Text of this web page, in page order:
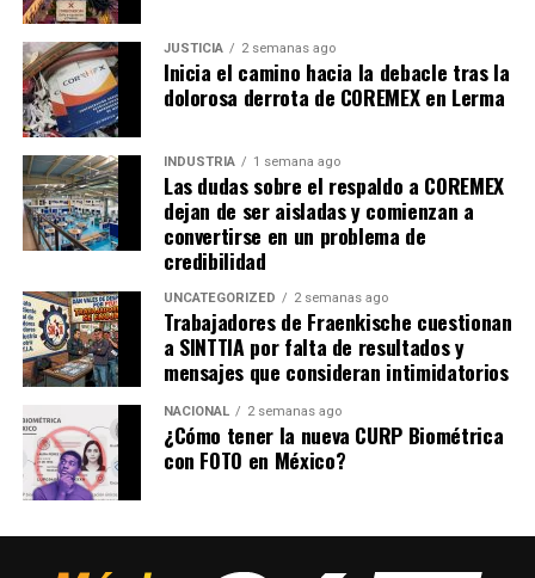
JUSTICIA 2 semanas ago
Inicia el camino hacia la debacle tras la
dolorosa derrota de COREMEX en Lerma
INDUSTRIA 1 semana ago
Las dudas sobre el respaldo a COREMEX
dejan de ser aisladas y comienzan a
convertirse en un problema de
credibilidad
UNCATEGORIZED 2 semanas ago
Trabajadores de Fraenkische cuestionan
a SINTTIA por falta de resultados y
mensajes que consideran intimidatorios
NACIONAL 2 semanas ago
¿Cómo tener la nueva CURP Biométrica
con FOTO en México?